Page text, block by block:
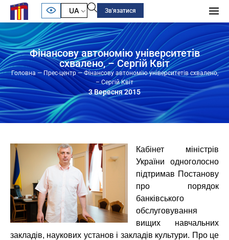
UA Зв'язатися
Фінансову автономію університетів
схвалено, – Сергій Квіт
Головна —Прес-центр—Фінансову автономію університетів схвалено,
– Сергій Квіт
3 Вересня 2015
Кабінет міністрів
України одноголосно
підтримав Постанову
про порядок
банківського
обслуговування
вищих навчальних
закладів, наукових установ і закладів культури. Про це